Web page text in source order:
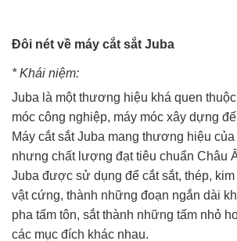
Đôi nét về máy cắt sắt Juba
* Khái niệm:
Juba là một thương hiệu khá quen
móc công nghiệp, máy móc xây dựng
Máy cắt sắt Juba mang thương hiệu
nhưng chất lượng đạt tiêu chuẩn Châu
Juba được sử dụng để cắt sắt, thép, kim
vật cứng, thành những đoạn ngắn dài
pha tấm tôn, sắt thành những tấm nhỏ
các mục đích khác nhau.